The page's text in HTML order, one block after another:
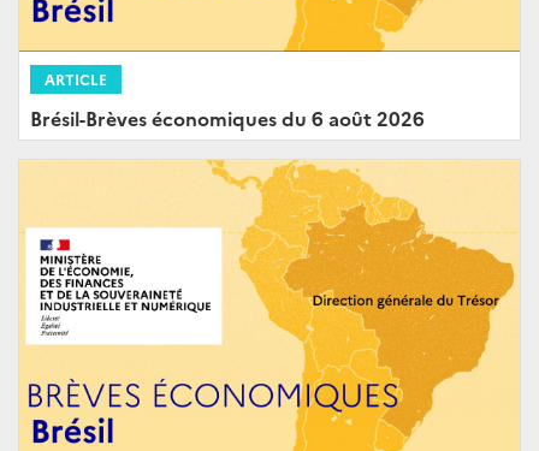
ARTICLE
Brésil-Brèves économiques du 6 août 2026